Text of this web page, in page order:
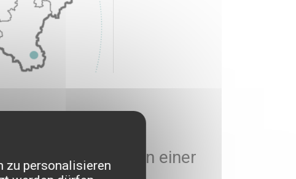
– Ukrainisch in einer
zu personalisieren